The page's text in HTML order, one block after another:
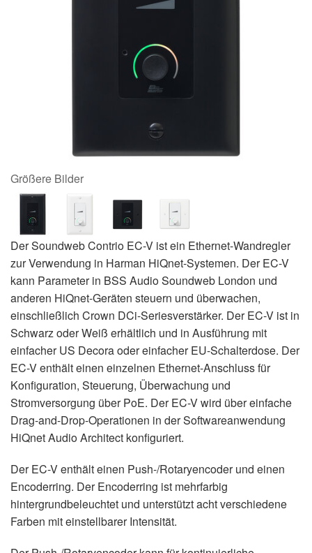
Größere Bilder
Der Soundweb Contrio EC-V ist ein Ethernet-Wandregler
zur Verwendung in Harman HiQnet-Systemen. Der EC-V
kann Parameter in BSS Audio Soundweb London und
anderen HiQnet-Geräten steuern und überwachen,
einschließlich Crown DCi-Seriesverstärker. Der EC-V ist in
Schwarz oder Weiß erhältlich und in Ausführung mit
einfacher US Decora oder einfacher EU-Schalterdose. Der
EC-V enthält einen einzelnen Ethernet-Anschluss für
Konfiguration, Steuerung, Überwachung und
Stromversorgung über PoE. Der EC-V wird über einfache
Drag-and-Drop-Operationen in der Softwareanwendung
HiQnet Audio Architect konfiguriert.
Der EC-V enthält einen Push-/Rotaryencoder und einen
Encoderring. Der Encoderring ist mehrfarbig
hintergrundbeleuchtet und unterstützt acht verschiedene
Farben mit einstellbarer Intensität.